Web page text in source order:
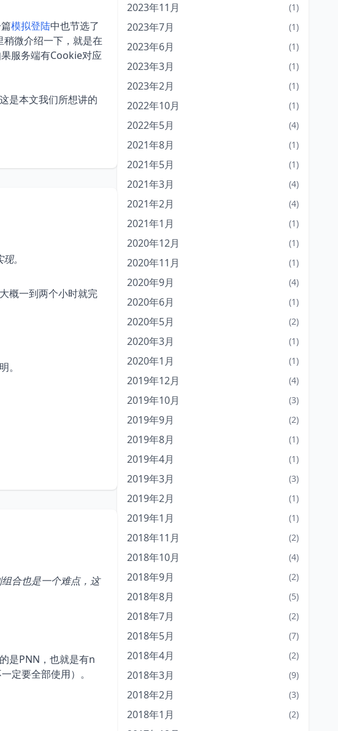
模拟登陆中也节选了
微介绍一下，就是在
服务端有Cookie对应
是本文我们所想讲的
。
概一到两个小时就完
。
合也是一个难点，这
是PNN，也就是有n
定要全部使用）。
2023年11月 (1)
2023年7月 (1)
2023年6月 (1)
2023年3月 (1)
2023年2月 (1)
2022年10月 (1)
2022年5月 (4)
2021年8月 (1)
2021年5月 (1)
2021年3月 (4)
2021年2月 (4)
2021年1月 (1)
2020年12月 (1)
2020年11月 (1)
2020年9月 (4)
2020年6月 (1)
2020年5月 (2)
2020年3月 (1)
2020年1月 (1)
2019年12月 (4)
2019年10月 (3)
2019年9月 (2)
2019年8月 (1)
2019年4月 (1)
2019年3月 (3)
2019年2月 (1)
2019年1月 (1)
2018年11月 (2)
2018年10月 (4)
2018年9月 (2)
2018年8月 (5)
2018年7月 (2)
2018年5月 (7)
2018年4月 (2)
2018年3月 (9)
2018年2月 (3)
2018年1月 (2)